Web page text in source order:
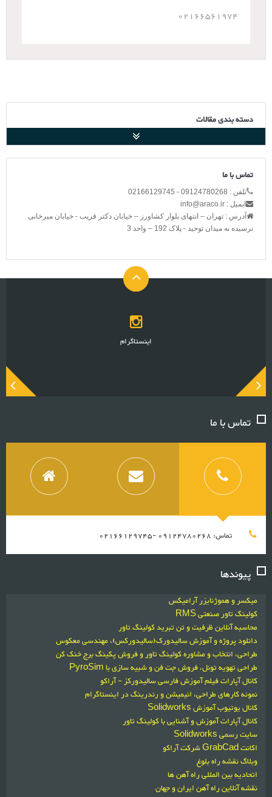
02166561974
دسته بندی مقالات
تماس با ما
تلفن : 09124780268 - 02166129745
ایمیل : info@araco.ir
آدرس : تهران – انتهای بلوار کشاورز – خیابان دکتر قریب - خیابان میرخانی
نرسیده به میدان توحید - پلاک 192 – واحد 3
اینستاگرام
تماس با ما
تماس: 09124780268 -02166129745
پیوندها
میکسر و هموژنایزر آرامیکس
کولینگ تاور صنعتی RMS
محاسبه آنلاین ظرفیت و تن تبرید کولینگ تاور
دانلود پروژه و آموزش سالیدورک(سالیدورکس)، مهندسی معکوس
طراحی، انتخاب و مشاوره کولینگ تاور و فروش پکینگ برج خنک کن
طراحی تهویه تونل، فروش جت فن و شبیه سازی با PyroSim
کانال آپارات فیلم آموزش فارسی سالیدورکز - آراکو
نمونه کارهای طراحی، انیمیشن و رندرینگ در اینستاگرام
کانال یوتیوب آموزش Solidworks
کانال آپارات آموزش و آشنایی با کولینگ تاور
سایت رسمی Solidworks
اکانت GrabCad شرکت آراکو
وبلاگ نقشه راه بلوغ
اتحادیه بین المللی راه آهن ها
نقشه آنلاین راه آهن ایران و جهان